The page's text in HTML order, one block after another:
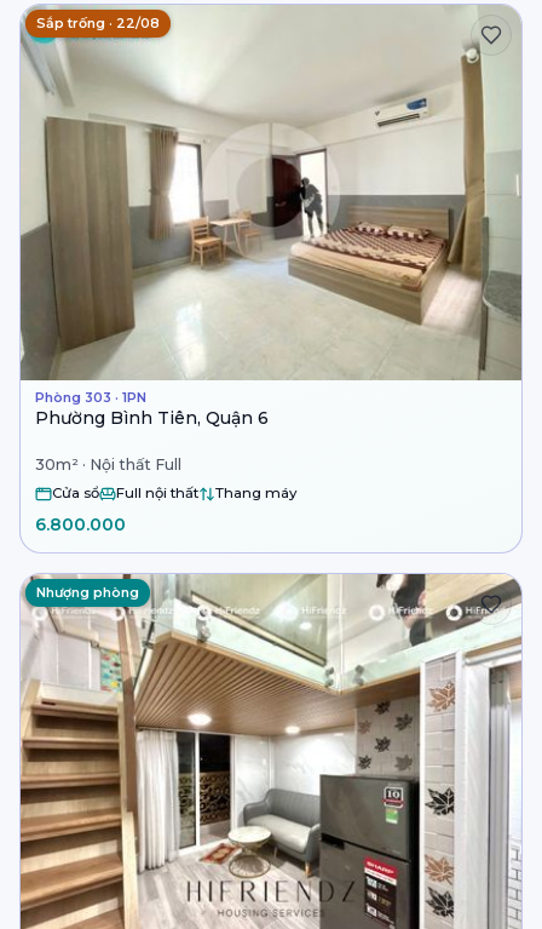
Sắp trống · 22/08
Phòng 303 · 1PN
Phường Bình Tiên, Quận 6
30m² · Nội thất Full
Cửa sổ Full nội thất Thang máy
6.800.000
Nhượng phòng